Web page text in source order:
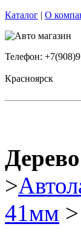
Каталог | О
Телефон:
Красноярск
>
41мм